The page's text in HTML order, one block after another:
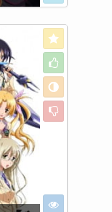
Love
Like
Neutral
Dislike
I want to see